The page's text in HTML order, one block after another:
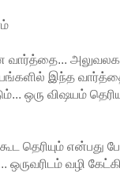
வார்த்தை...
இந்த
ஒரு விஷயம்
என்பது
ஒருவரிடம் வழி